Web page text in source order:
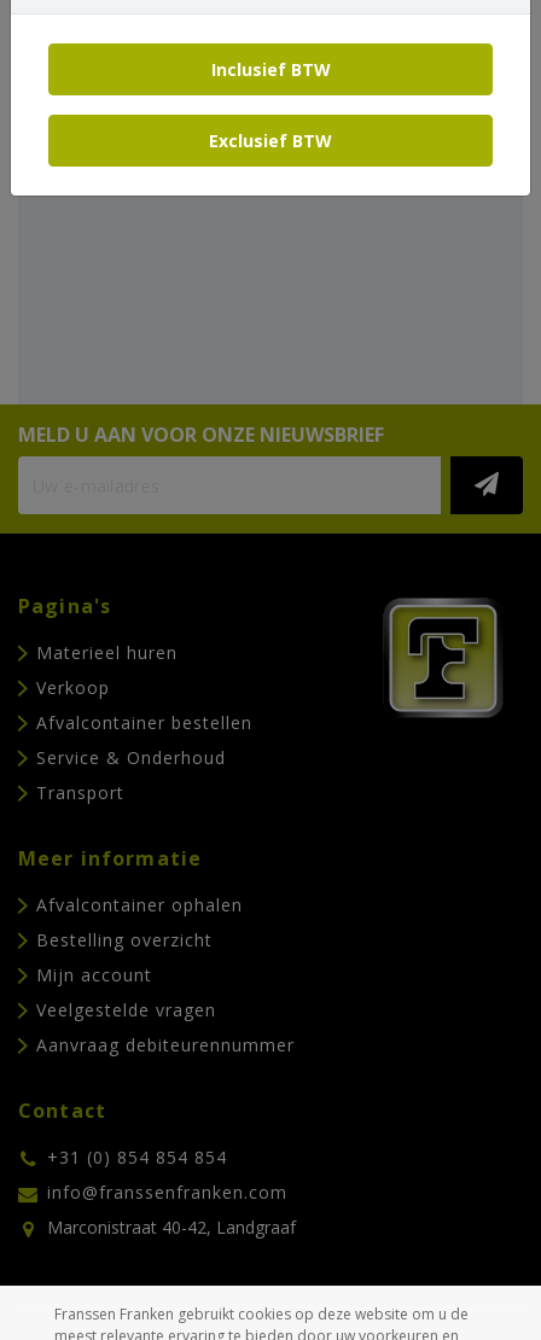
MELD U AAN VOOR ONZE NIEUWSBRIEF
Pagina's
Materieel huren
Verkoop
Afvalcontainer bestellen
Service & Onderhoud
Transport
Meer informatie
Afvalcontainer ophalen
Bestelling overzicht
Mijn account
Veelgestelde vragen
Aanvraag debiteurennummer
Contact
+31 (0) 854 854 854
info@franssenfranken.com
Marconistraat 40-42, Landgraaf
Inclusief BTW
Exclusief BTW
Franssen Franken gebruikt cookies op deze website om u de
meest relevante ervaring te bieden door uw voorkeuren en